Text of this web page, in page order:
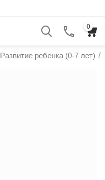
0
Развитие ребенка (0-7 лет) /